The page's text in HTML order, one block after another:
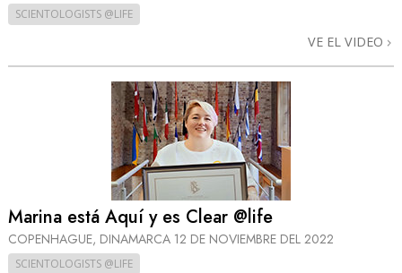
SCIENTOLOGISTS @LIFE
VE EL VIDEO
Marina está Aquí y es Clear @life
COPENHAGUE, DINAMARCA 12 DE NOVIEMBRE DEL 2022
SCIENTOLOGISTS @LIFE